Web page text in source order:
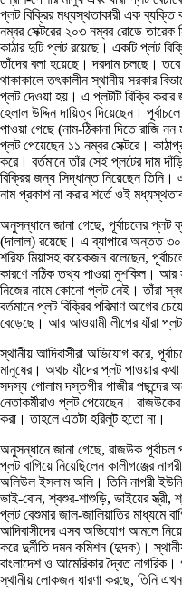
প্লট বিক্রির মধ্যস্থতাকারী এক
নম্বর সেক্টরের ২০৩ নম্বর রোডে তারেক
কাঠার দুটি প্লট রয়েছে। একটি প্লট
তাঁদের বলা হয়েছে। দরদাম চলছে।
থাকাকালে তৎকালীন স্থানীয় সরকার
প্লট দেওয়া হয়। এ প্লটটি বিক্রি করার
হেলাল উদ্দিন দায়িত্ব দিয়েছেন।
পাওয়া গেছে (নাম-ঠিকানা দিতে রাজি
প্লট পেয়েছেন ১১ নম্বর সেক্টরে।
করে। বর্তমানে তাঁর সেই প্লটের দাম
বিক্রির জন্য সিদ্ধান্ত নিয়েছেন
নাম প্রকাশ না করার শর্তে ওই
অনুসন্ধানে জানা গেছে, পূর্বাচলের
(দালাল) রয়েছে। এ ব্যাপারে অন্তত
শরিফ মিয়াসহ কয়েকজন বলেছেন,
কারণে সঠিক তথ্য পাওয়া মুশকিল। আর
নিজের নামে কোনো প্লট নেই। তাঁরা
বর্তমানে প্লট বিক্রির পরিমাণ আগের
বেড়েছে। আর আওয়ামী লীগের যাঁরা প্লট
স্থানীয় আদিবাসীরা অভিযোগ করে,
মানুষের। অথচ যাঁদের প্লট পাওয়ার
সদস্য গোলাম দস্তগীর গাজীর পছন্দের
নেতাকর্মীরাও প্লট পেয়েছেন। রাজউকের
করা। তাহলে এতটা হরিলুট হতো না।
অনুসন্ধানে জানা গেছে, রাজউক পূর্বাচল
প্লট বাগিয়ে নিয়েছিলেন কালীগঞ্জের
অলিউল ইসলাম অলি। তিনি নাগরী
ভাই-বোন, শ্বশুর-শাশুড়ি, ভাইয়ের স্ত্রী,
প্লট বেশুমার জাল-জালিয়াতির মাধ্যমে
আদিবাসীদের এসব অভিযোগ আমলে
করে দুর্নীতি দমন কমিশন (দুদক)।
বাংলাদেশ ও আমেরিকার দ্বৈত
স্থানীয় লোকজন ধারণা করছে, তিনি